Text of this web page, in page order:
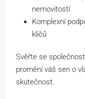
nemovitostí
Komplexní
klíčů
Svěřte se
promění váš sen o
skutečnost.